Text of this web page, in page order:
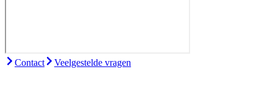
Contact Veelgestelde vragen